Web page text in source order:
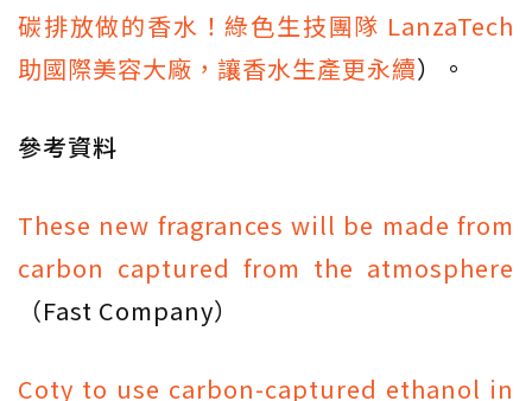
碳排放做的香水！綠色生技團隊 LanzaTech
助國際美容大廠，讓香水生產更永續）。
參考資料
These new fragrances will be made from
carbon captured from the atmosphere
（Fast Company）
Coty to use carbon-captured ethanol in